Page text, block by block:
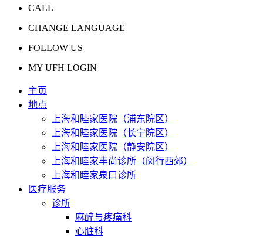
CALL
CHANGE LANGUAGE
FOLLOW US
MY UFH LOGIN
主页
地点
上海和睦家医院（浦东院区）
上海和睦家医院（长宁院区）
上海和睦家医院（静安院区）
上海和睦家丰尚诊所（闵行西郊）
上海和睦家泉口诊所
医疗服务
诊所
麻醉与疼痛科
心脏科